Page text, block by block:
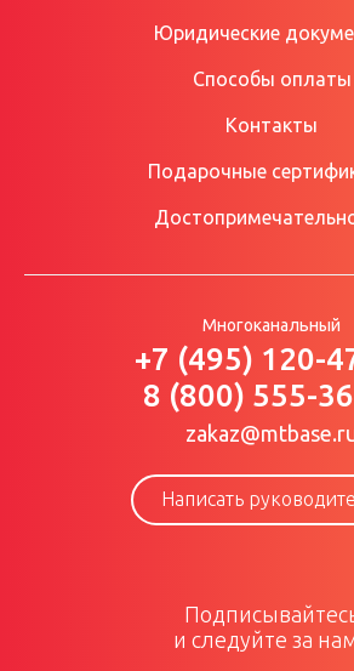
Юридические
Способы оплаты
Контакты
Подарочные
Многоканальный
+7 (495) 120-
8 (800) 555-
Написать
и следуйте за